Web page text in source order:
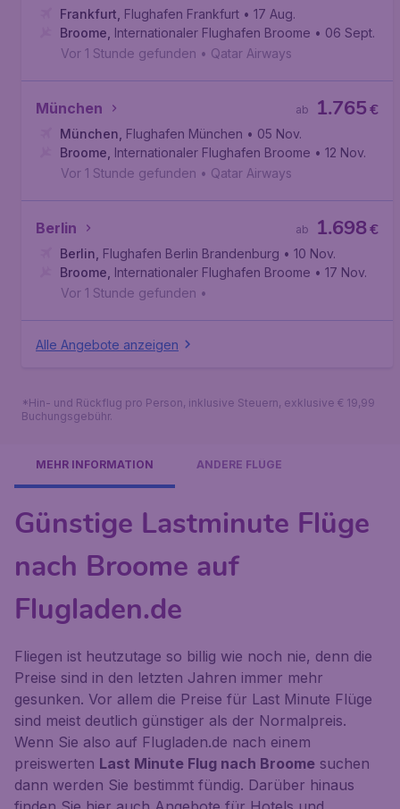
Frankfurt Flughafen Frankfurt • 17 Aug.
Broome Internationaler Flughafen Broome • 06 Sept.
Vor 1 Stunde gefunden • Qatar Airways
München €
1.765
ab
München Flughafen München • 05 Nov.
Broome Internationaler Flughafen Broome • 12 Nov.
Vor 1 Stunde gefunden • Qatar Airways
Berlin €
1.698
ab
Berlin Flughafen Berlin Brandenburg • 10 Nov.
Broome Internationaler Flughafen Broome • 17 Nov.
Vor 1 Stunde gefunden •
Alle Angebote anzeigen
*Hin- und Rückflug pro Person, inklusive Steuern, exklusive € 19,99
Buchungsgebühr.
MEHR INFORMATION ANDERE FLÜGE
Günstige Lastminute Flüge
nach Broome auf
Flugladen.de
Fliegen ist heutzutage so billig wie noch nie, denn die
Preise sind in den letzten Jahren immer mehr
gesunken. Vor allem die Preise für Last Minute Flüge
sind meist deutlich günstiger als der Normalpreis.
Wenn Sie also auf Flugladen.de nach einem
preiswerten Last Minute Flug nach Broome suchen
dann werden Sie bestimmt fündig. Darüber hinaus